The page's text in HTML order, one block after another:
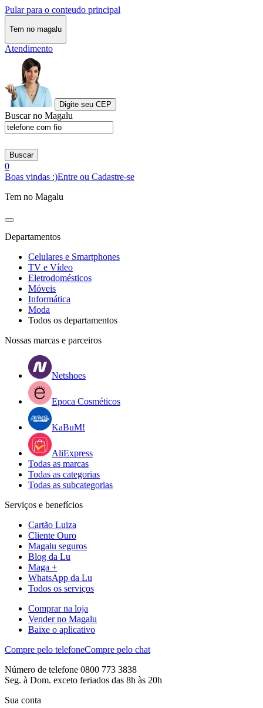
Pular para o conteudo principal
Tem no magalu
Atendimento
Digite seu CEP
Buscar no Magalu
Buscar
0
Boas vindas :)Entre ou Cadastre-se
Tem no Magalu
Departamentos
Celulares e Smartphones
TV e Vídeo
Eletrodomésticos
Móveis
Informática
Moda
Todos os departamentos
Nossas marcas e parceiros
Netshoes
Epoca Cosméticos
KaBuM!
AliExpress
Todas as marcas
Todas as categorias
Todas as subcategorias
Serviços e benefícios
Cartão Luiza
Cliente Ouro
Magalu seguros
Blog da Lu
Maga +
WhatsApp da Lu
Todos os serviços
Comprar na loja
Vender no Magalu
Baixe o aplicativo
Compre pelo telefoneCompre pelo chat
Número de telefone 0800 773 3838
Seg. à Dom. exceto feriados das 8h às 20h
Sua conta